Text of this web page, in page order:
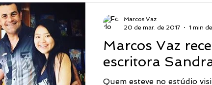
Marcos Vaz
escritora
Quem esteve no estúdio
Marcos Vaz
20 de mar. de 2017
1 min